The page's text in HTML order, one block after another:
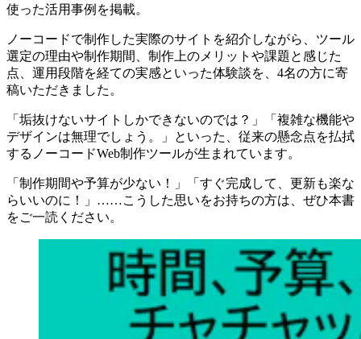
使った活用事例を掲載。
ノーコードで制作した実際のサイトを紹介しながら、ツール
選定の理由や制作期間、制作上のメリットや課題と感じた
点、運用段階を経ての実感といった体験談を、4名の方に寄
稿いただきました。
「垢抜けないサイトしかできないのでは？」「複雑な機能や
デザインは無理でしょう。」といった、従来の懸念点を払拭
するノーコードWeb制作ツールが生まれています。
「制作期間や予算が少ない！」「すぐ完成して、更新も楽な
らいいのに！」……こうした思いをお持ちの方は、ぜひ本書
をご一読ください。